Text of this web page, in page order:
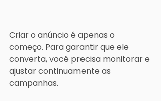
Criar o anúncio é apenas o
começo. Para garantir que ele
converta, você precisa monitorar e
ajustar continuamente as
campanhas.